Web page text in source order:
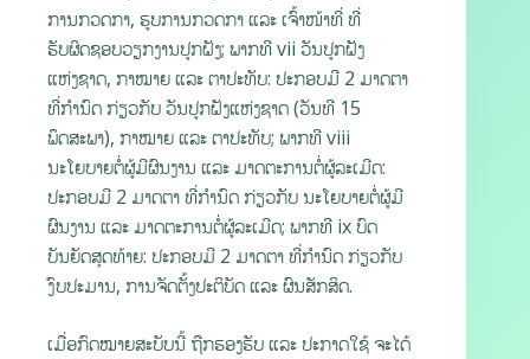
ການກວດກາ, ຮູບການກວດກາ ແລະ ເຈົ້າໜ້າທີ່ ທີ່
ຮັບຜິດຊອບວຽກງານປູກຝັງ; ພາກທີ vii ວັນປູກຝັງ
ແຫ່ງຊາດ, ກາໝາຍ ແລະ ຕາປະທັບ: ປະກອບມີ 2 ມາດຕາ
ທີ່ກຳນົດ ກ່ຽວກັບ ວັນປູກຝັງແຫ່ງຊາດ (ວັນທີ 15
ພຶດສະພາ), ກາໝາຍ ແລະ ຕາປະທັບ; ພາກທີ viii
ນະໂຍບາຍຕໍ່ຜູ້ມີຜົນງານ ແລະ ມາດຕະການຕໍ່ຜູ້ລະເມີດ:
ປະກອບມີ 2 ມາດຕາ ທີ່ກໍານົດ ກ່ຽວກັບ ນະໂຍບາຍຕໍ່ຜູ້ມີ
ຜົນງານ ແລະ ມາດຕະການຕໍ່ຜູ້ລະເມີດ; ພາກທີ ix ບົດ
ບັນຍັດສຸດທ້າຍ: ປະກອບມີ 2 ມາດຕາ ທີ່ກໍານົດ ກ່ຽວກັບ
ງົບປະມານ, ການຈັດຕັ້ງປະຕິບັດ ແລະ ຜົນສັກສິດ.
ເມື່ອກົດໝາຍສະບັບນີ້ ຖືກຮອງຮັບ ແລະ ປະກາດໃຊ້ ຈະໄດ້